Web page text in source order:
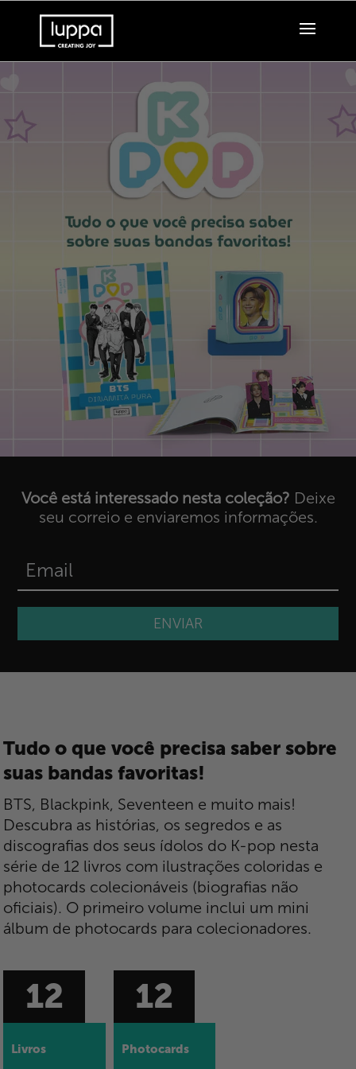
Você está interessado nesta coleção? Deixe
seu correio e enviaremos informações.
Tudo o que você precisa saber sobre
suas bandas favoritas!
BTS, Blackpink, Seventeen e muito mais!
Descubra as histórias, os segredos e as
discografias dos seus ídolos do K-pop nesta
série de 12 livros com ilustrações coloridas e
photocards colecionáveis ​​(biografias não
oficiais). O primeiro volume inclui um mini
álbum de photocards para colecionadores.
12
Livros
12
Photocards